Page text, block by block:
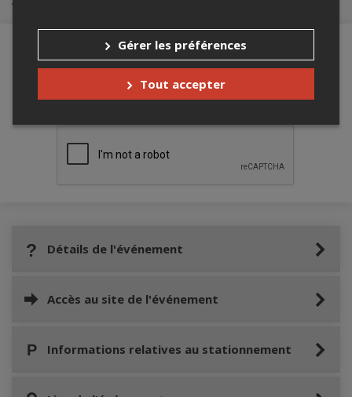
Merci de confirmer que vous n'êtes pas un
robot ci-bas.
Détails de l'événement
Accès au site de l'événement
Informations relatives au stationnement
Gérer les préférences
Tout accepter